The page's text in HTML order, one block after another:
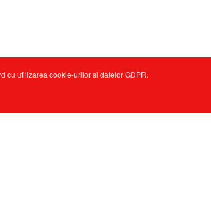
cu utilizarea cookie-urilor si datelor GDPR.